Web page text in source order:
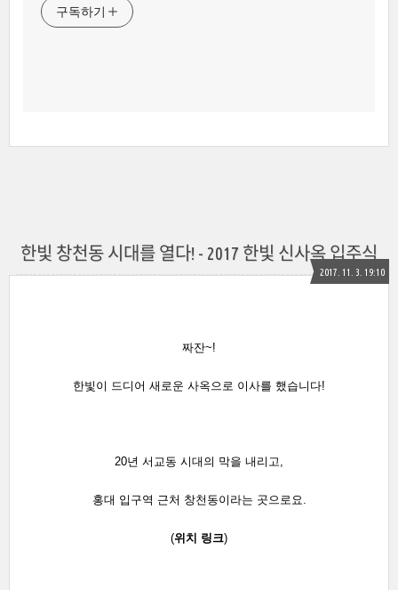
구독하기
한빛 창천동 시대를 열다! - 2017 한빛 신사옥 입주식
2017. 11. 3. 19:10
짜잔~!
한빛이 드디어 새로운 사옥으로 이사를 했습니다!
20년 서교동 시대의 막을 내리고,
홍대 입구역 근처 창천동이라는 곳으로요.
(위치 링크)